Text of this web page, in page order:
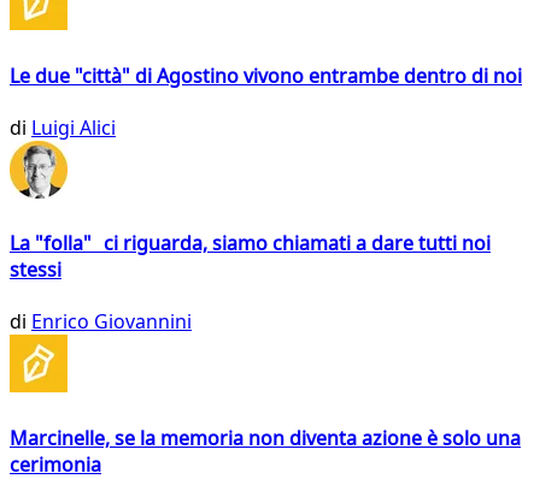
Le due "città" di Agostino vivono entrambe dentro di noi
di Luigi Alici
La "folla" ci riguarda, siamo chiamati a dare tutti noi
stessi
di Enrico Giovannini
Marcinelle, se la memoria non diventa azione è solo una
cerimonia